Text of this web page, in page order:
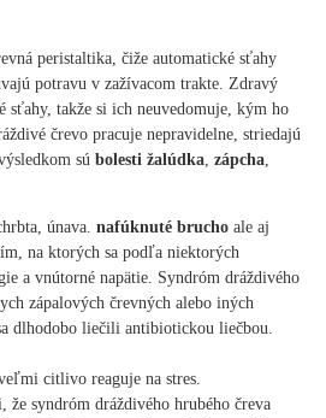
peristaltika, čiže automatické sťahy
potravu v zažívacom trakte. Zdravý
sťahy, takže si ich neuvedomuje, kým ho
črevo pracuje nepravidelne, striedajú
súbolesti žalúdka ,zápcha
únava.nafúknuté brucho ale aj
na ktorých sa podľa niektorých
a vnútorné napätie. Syndróm dráždivého
zápalových črevných alebo iných
dlhodobo liečili antibiotickou liečbou.
citlivo reaguje na stres.
že syndróm dráždivého hrubého čreva